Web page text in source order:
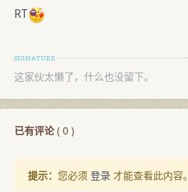
RT
这家伙太懒了，什么也没留下。
已有评论( 0 )
提示： 您必须 登录 才能查看此内容。